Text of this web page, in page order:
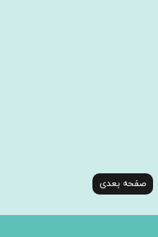
صفحه بعدی